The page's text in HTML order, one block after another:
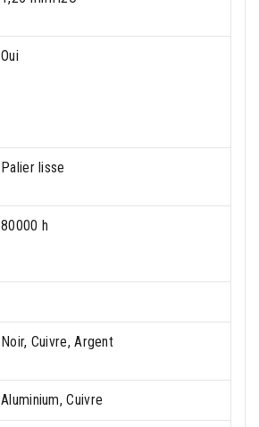
Oui
Palier lisse
80000 h
Noir, Cuivre, Argent
Aluminium, Cuivre